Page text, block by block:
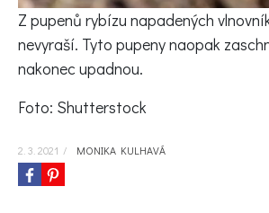
KVÍZY A TESTY
Z pupenů rybízu napadených
nevyraší. Tyto pupeny naopak
nakonec upadnou.
Foto: Shutterstock
2. 3. 2021 / MONIKA KULHAVÁ